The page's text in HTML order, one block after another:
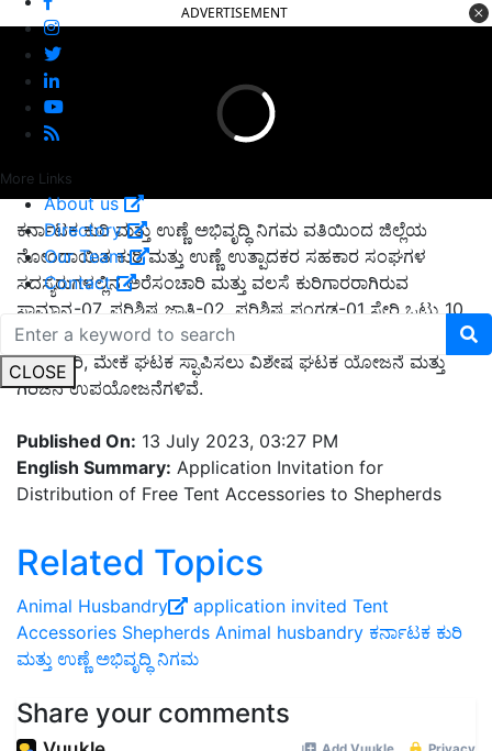
More Links
About us
Directory
Our Team
Contact
CLOSE
ADVERTISEMENT
ಕರ್ನಾಟಕ ಕುರಿ ಮತ್ತು ಉಣ್ಣೆ ಅಭಿವೃದ್ಧಿ ನಿಗಮ ವತಿಯಿಂದ ಜಿಲ್ಲೆಯ
ನೋಂದಾಯಿತ ಕುರಿ ಮತ್ತು ಉಣ್ಣೆ ಉತ್ಪಾದಕರ ಸಹಕಾರ ಸಂಘಗಳ
ಸದಸ್ಯರುಗಳಲ್ಲಿನ ಅರೆಸಂಚಾರಿ ಮತ್ತು ವಲಸೆ ಕುರಿಗಾರರಾಗಿರುವ
ಸಾಮಾನ್ಯ-07, ಪರಿಶಿಷ್ಟ ಜಾತಿ-02, ಪರಿಶಿಷ್ಟ ಪಂಗಡ-01 ಸೇರಿ ಒಟ್ಟು 10
ಜನ ಕುರಿಗಾರರಿಗೆ ಉಚಿತ ಟೆಂಟ್ ಪರಿಕರಗಳನ್ನು ನೀಡುವ ಯೋಜನೆ ಇದೆ.
ಮತ್ತು ಕುರಿ, ಮೇಕೆ ಘಟಕ ಸ್ಫಾಪಿಸಲು ವಿಶೇಷ ಘಟಕ ಯೋಜನೆ ಮತ್ತು
ಗಿರಿಜನ ಉಪಯೋಜನೆಗಳಿವೆ.
Published On: 13 July 2023, 03:27 PM
English Summary: Application Invitation for
Distribution of Free Tent Accessories to Shepherds
Related Topics
Animal Husbandry application invited Tent
Accessories Shepherds Animal husbandry ಕರ್ನಾಟಕ ಕುರಿ
ಮತ್ತು ಉಣ್ಣೆ ಅಭಿವೃದ್ಧಿ ನಿಗಮ
Share your comments